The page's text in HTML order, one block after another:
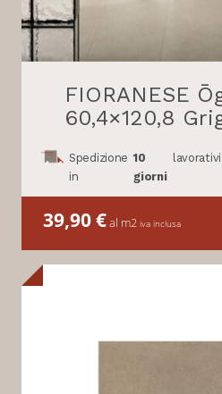
FIORANESE
60,4×120,8
Spedizione
in
10
giorni
lavorativi
39,90€al m2 iva inclusa